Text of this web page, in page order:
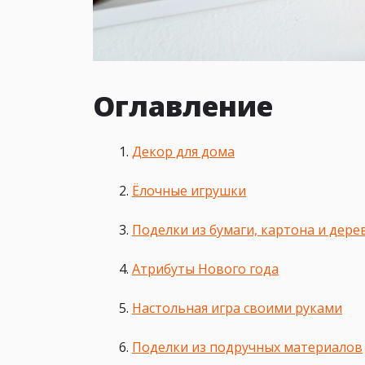
Оглавление
Декор для дома
Ёлочные игрушки
Поделки из бумаги, картона и
Атрибуты Нового года
Настольная игра своими руками
Поделки из подручных материалов